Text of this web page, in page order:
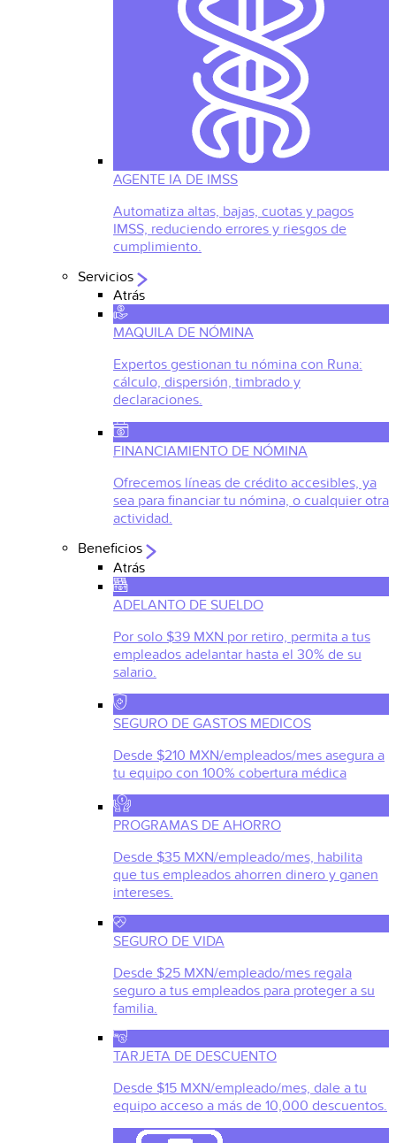
AGENTE IA DE IMSS
Automatiza altas, bajas, cuotas y pagos
IMSS, reduciendo errores y riesgos de
cumplimiento.
Servicios
Atrás
MAQUILA DE NÓMINA
Expertos gestionan tu nómina con Runa:
cálculo, dispersión, timbrado y
declaraciones.
FINANCIAMIENTO DE NÓMINA
Ofrecemos líneas de crédito accesibles, ya
sea para financiar tu nómina, o cualquier otra
actividad.
Beneficios
Atrás
ADELANTO DE SUELDO
Por solo $39 MXN por retiro, permita a tus
empleados adelantar hasta el 30% de su
salario.
SEGURO DE GASTOS MEDICOS
Desde $210 MXN/empleados/mes asegura a
tu equipo con 100% cobertura médica
PROGRAMAS DE AHORRO
Desde $35 MXN/empleado/mes, habilita
que tus empleados ahorren dinero y ganen
intereses.
SEGURO DE VIDA
Desde $25 MXN/empleado/mes regala
seguro a tus empleados para proteger a su
familia.
TARJETA DE DESCUENTO
Desde $15 MXN/empleado/mes, dale a tu
equipo acceso a más de 10,000 descuentos.